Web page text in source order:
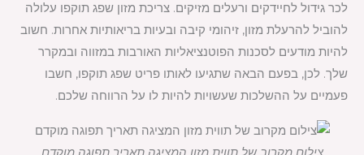
לכר גידול לחיידקים ורעלים מזיקים. צריכת מזון שפג תוקפו עלולה
להוביל להרעלת מזון, זיהומי קיבה ובעיות בריאותיות אחרות. חשוב
להיות מודעים לסכנות הפוטנציאליות האורבות במזווה ובמקרר
שלך. לכן, בפעם הבאה שתגיעו לאותו פריט שפג תוקפו, חשבו
פעמיים על ההשלכות שעשויות להיות לו על הרווחה שלכם.